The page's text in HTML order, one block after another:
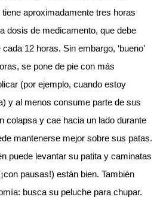
aproximadamente tres horas
dosis de medicamento, que debe
12 horas. Sin embargo, ‘bueno’
se pone de pie con más
(por ejemplo, cuando estoy
y al menos consume parte de sus
colapsa y cae hacia un lado durante
mantenerse mejor sobre sus patas.
puede levantar su patita y caminatas
pausas!) están bien. También
busca su peluche para chupar.